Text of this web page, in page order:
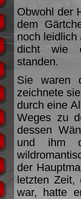
Obwohl der
dem
noch leidlich
dicht wie
standen.
Sie waren
zeichnete
durch eine
Weges zu
dessen
und ihm
der
letzten
war, hatte